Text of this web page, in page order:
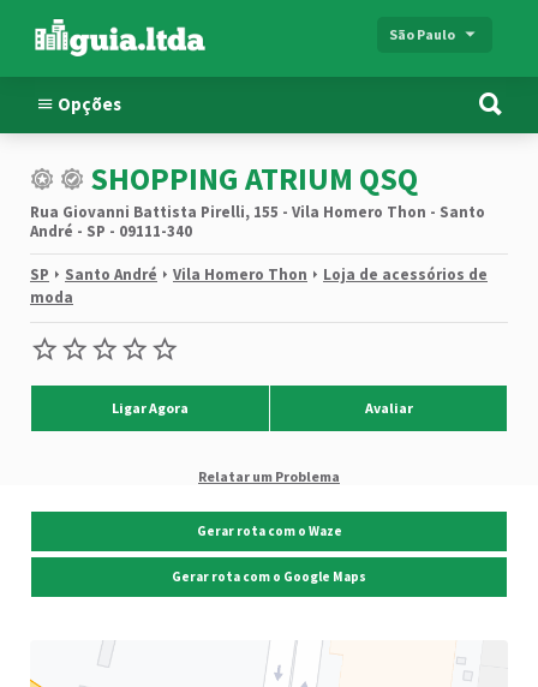
São Paulo
Opções
SHOPPING ATRIUM QSQ
Rua Giovanni Battista Pirelli, 155 - Vila Homero Thon - Santo
André - SP - 09111-340
SP Santo André Vila Homero Thon
Loja de acessórios de
moda
Ligar Agora Avaliar
Relatar um Problema
Gerar rota com o Waze
Gerar rota com o Google Maps